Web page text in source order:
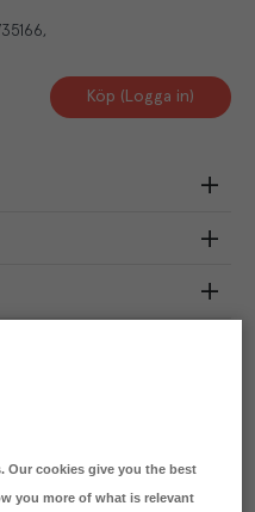
Köp (Logga in)
Our cookies give you the best
you more of what is relevant